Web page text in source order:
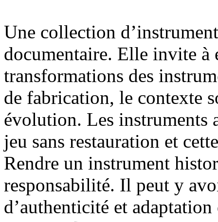
Une collection
documentaire. Elle invite à
transformations des
de fabrication, le contexte
évolution. Les instruments
jeu sans restauration et
Rendre un instrument
responsabilité. Il peut y
d’authenticité et